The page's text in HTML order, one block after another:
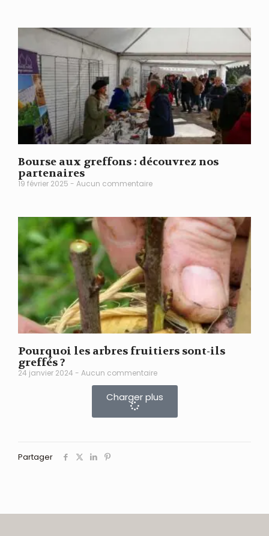
Bourse aux greffons : découvrez nos
partenaires
19 février 2025 Aucun commentaire
Pourquoi les arbres fruitiers sont-ils
greffés ?
24 janvier 2024 Aucun commentaire
Charger plus
Partager